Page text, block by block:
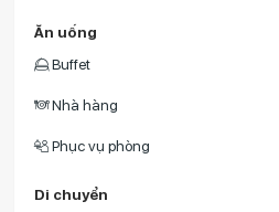
Ăn uống
Buffet
Nhà hàng
Phục vụ phòng
Di chuyển